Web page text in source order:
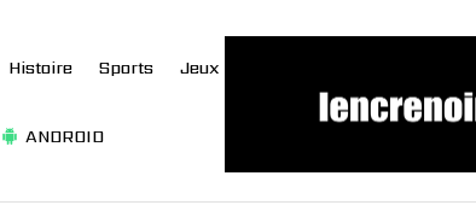
Histoire Sports Jeux
ANDROID